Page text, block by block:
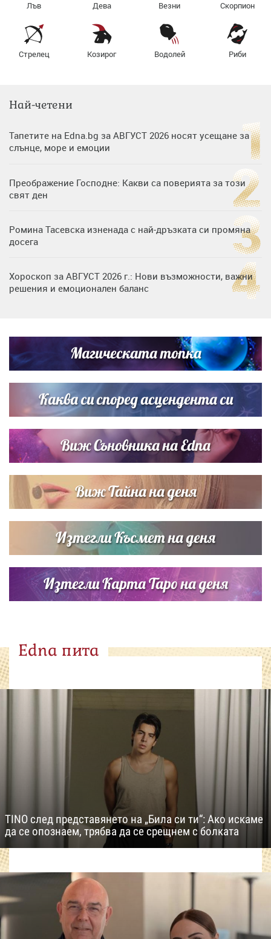
Лъв Дева Везни Скорпион
Стрелец Козирог Водолей Риби
Най-четени
Тапетите на Edna.bg за АВГУСТ 2026 носят усещане за
слънце, море и емоции
Преображение Господне: Какви са поверията за този
свят ден
Ромина Тасевска изненада с най-дръзката си промяна
досега
Хороскоп за АВГУСТ 2026 г.: Нови възможности, важни
решения и емоционален баланс
си деца на семейна морска приказка
Звездна ваканция в Майорка: Дженифър Анистън,
Кортни Кокс и Джим Къртис заедно на яхта
Магическата топка
Каква си според асцендента си
Виж Съновника на Edna
Виж Тайна на деня
Изтегли Късмет на деня
Изтегли Карта Таро на деня
Edna пита
TINO след представянето на „Била си ти“: Ако искаме
да се опознаем, трябва да се срещнем с болката